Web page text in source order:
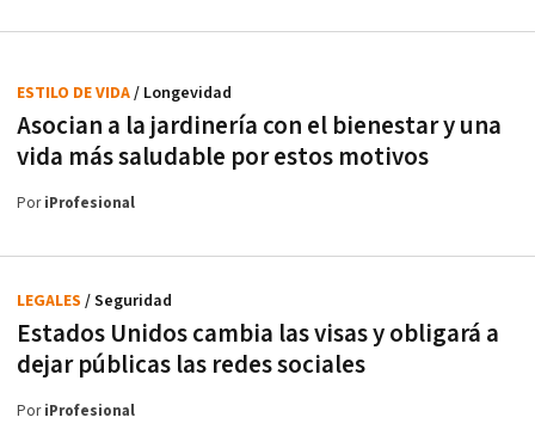
Asocian a la jardinería con el bienestar y una
vida más saludable por estos motivos
ESTILO DE VIDA/ Longevidad
PoriProfesional
Estados Unidos cambia las visas y obligará a
dejar públicas las redes sociales
LEGALES / Seguridad
PoriProfesional